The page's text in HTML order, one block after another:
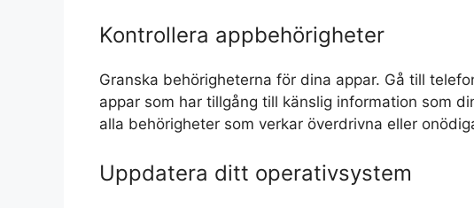
Kontrollera appbehörigheter
Granska behörigheterna för dina appar. Gå till
appar som har tillgång till känslig information som
alla behörigheter som verkar överdrivna eller
Uppdatera ditt operativsystem